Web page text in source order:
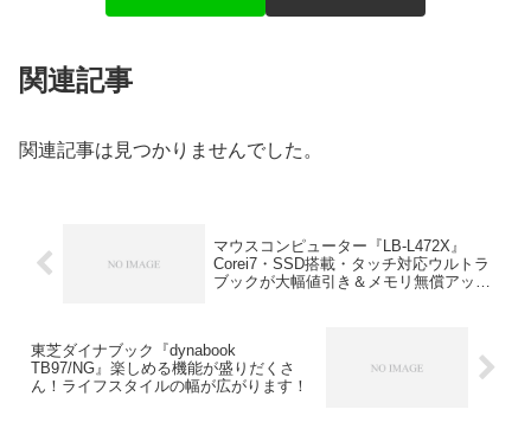
関連記事
関連記事は見つかりませんでした。
マウスコンピューター『LB-L472X』
Corei7・SSD搭載・タッチ対応ウルトラ
ブックが大幅値引き＆メモリ無償アップ
東芝ダイナブック『dynabook
TB97/NG』楽しめる機能が盛りだくさ
ん！ライフスタイルの幅が広がります！